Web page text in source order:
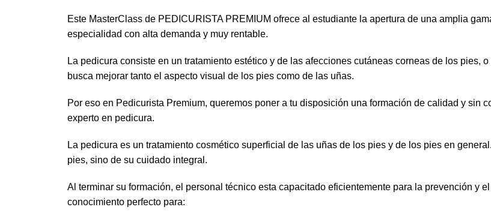
Este MasterClass de PEDICURISTA PREMIUM ofrece al estudiante la apertura de una amplia
especialidad con alta demanda y muy rentable.
La pedicura consiste en un tratamiento estético y de las afecciones cutáneas corneas de los pies,
busca mejorar tanto el aspecto visual de los pies como de las uñas.
Por eso en Pedicurista Premium, queremos poner a tu disposición una formación de calidad y sin
experto en pedicura.
La pedicura es un tratamiento cosmético superficial de las uñas de los pies y de los pies en
pies, sino de su cuidado integral.
Al terminar su formación, el personal técnico esta capacitado eficientemente para la prevención y
conocimiento perfecto para: